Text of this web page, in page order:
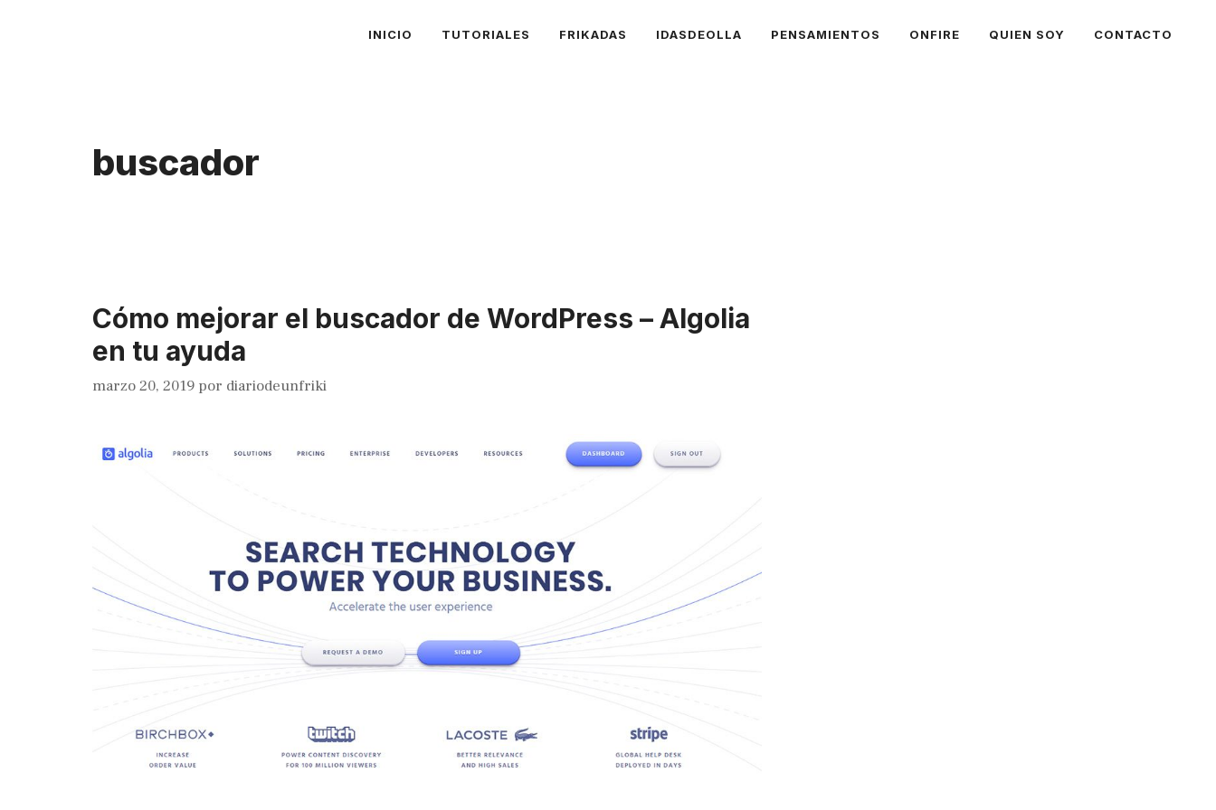
INICIO TUTORIALES FRIKADAS IDASDEOLLA PENSAMIENTOS ONFIRE QUIEN SOY CONTACTO
buscador
Cómo mejorar el buscador de WordPress – Algolia
en tu ayuda
marzo 20, 2019 por diariodeunfriki